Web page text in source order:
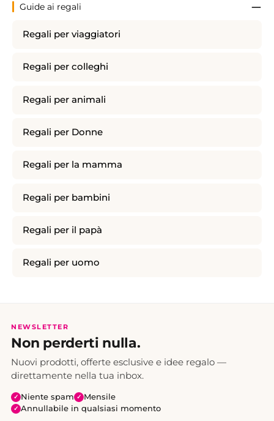
Guide ai regali
Regali per viaggiatori
Regali per colleghi
Regali per animali
Regali per Donne
Regali per la mamma
Regali per bambini
Regali per il papà
Regali per uomo
NEWSLETTER
Non perderti nulla.
Nuovi prodotti, offerte esclusive e idee regalo —
direttamente nella tua inbox.
✓ Niente spam ✓ Mensile
✓ Annullabile in qualsiasi momento